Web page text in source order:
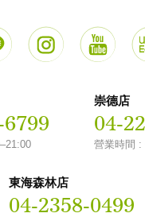
崇德店
04-
營業時間 :
東海森林店
04-2358-0499